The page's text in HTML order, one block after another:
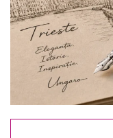
Cele mai votate
Cu video
Pret
0 Lei - 100 Lei
100 Lei - 200 Lei
200 Lei - 300 Lei
300 Lei - 500 Lei